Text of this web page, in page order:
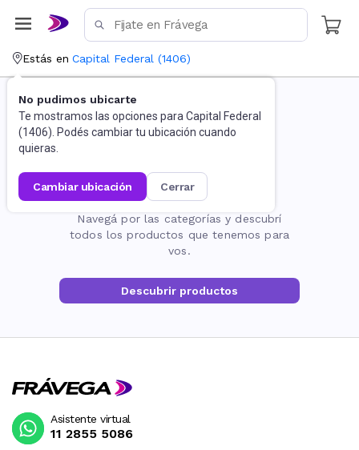
Estás en Capital Federal (1406)
No pudimos ubicarte
Te mostramos las opciones para Capital Federal
(1406). Podés cambiar tu ubicación cuando
quieras.
cambiar ubicación cerrar
La página no existe
Navegá por las categorías y descubrí
todos los productos que tenemos para
vos.
Descubrir productos
Asistente virtual
11 2855 5086